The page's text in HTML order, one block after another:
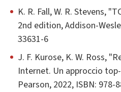
K. R. Fall, W. R. Stevens,
2nd edition, Addison-
33631-6
J. F. Kurose, K. W. Ross,
Internet. Un approccio
Pearson, 2022, ISBN: 978-